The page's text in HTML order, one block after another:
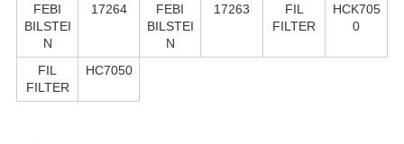
FEBI
BILSTEI
N
17264
FEBI
BILSTEI
N
17263
FIL
FILTER
HCK705
0
FIL
FILTER
HC7050